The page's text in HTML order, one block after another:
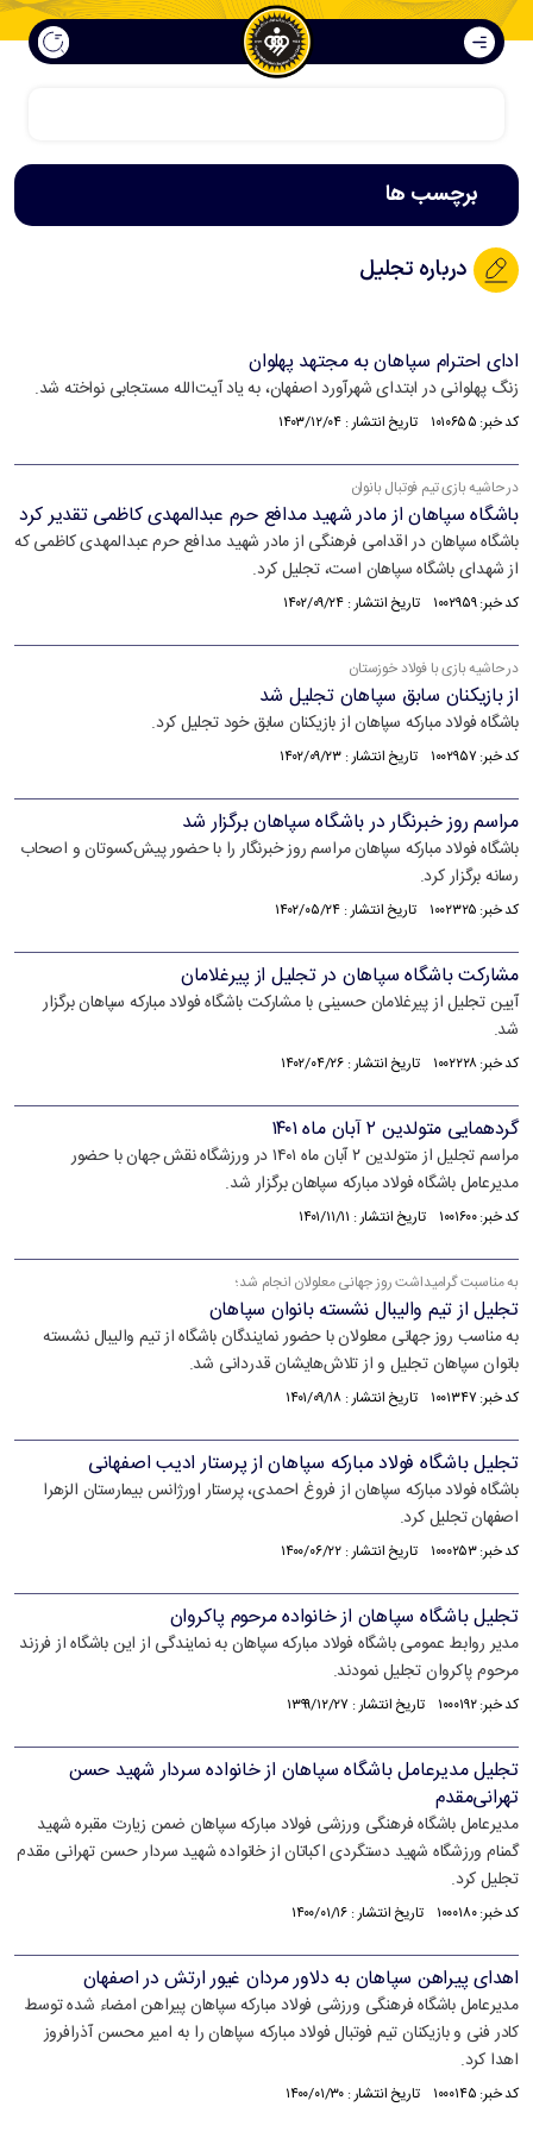
برچسب ها
درباره تجلیل
ادای احترام سپاهان به مجتهد پهلوان
زنگ پهلوانی در ابتدای شهرآورد اصفهان، به یاد آیت‌الله مستجابی نواخته شد.
کد خبر: ۱۰۱۰۶۵۵ تاریخ انتشار : ۱۴۰۳/۱۲/۰۴
در حاشیه بازی تیم‌ فوتبال بانوان
باشگاه سپاهان از مادر شهید مدافع حرم عبدالمهدی کاظمی تقدیر کرد
باشگاه سپاهان در اقدامی فرهنگی از مادر شهید مدافع حرم عبدالمهدی کاظمی که
از شهدای باشگاه سپاهان است، تجلیل کرد.
کد خبر: ۱۰۰۲۹۵۹ تاریخ انتشار : ۱۴۰۲/۰۹/۲۴
در حاشیه بازی با فولاد خوزستان
از بازیکنان سابق سپاهان تجلیل شد
باشگاه فولاد مبارکه سپاهان از بازیکنان سابق خود تجلیل کرد.
کد خبر: ۱۰۰۲۹۵۷ تاریخ انتشار : ۱۴۰۲/۰۹/۲۳
مراسم روز خبرنگار در باشگاه سپاهان برگزار شد
باشگاه فولاد مبارکه سپاهان مراسم روز خبرنگار را با حضور پیش‌کسوتان و اصحاب
رسانه برگزار کرد.
کد خبر: ۱۰۰۲۳۲۵ تاریخ انتشار : ۱۴۰۲/۰۵/۲۴
مشارکت باشگاه سپاهان در تجلیل از پیرغلامان
آیین تجلیل از پیرغلامان حسینی با مشارکت باشگاه فولاد مبارکه سپاهان برگزار
شد.
کد خبر: ۱۰۰۲۲۲۸ تاریخ انتشار : ۱۴۰۲/۰۴/۲۶
گردهمایی متولدین ۲ آبان ماه ۱۴۰۱
مراسم تجلیل از متولدین ۲ آبان ماه ۱۴۰۱ در ورزشگاه نقش جهان با حضور
مدیرعامل باشگاه فولاد مبارکه سپاهان برگزار شد.
کد خبر: ۱۰۰۱۶۰۰ تاریخ انتشار : ۱۴۰۱/۱۱/۱۱
به مناسبت گرامیداشت روز جهانی معلولان انجام شد؛
تجلیل از تیم والیبال نشسته بانوان سپاهان
به مناسب روز جهانی معلولان با حضور نمایندگان باشگاه از تیم والیبال نشسته
بانوان سپاهان تجلیل و از تلاش‌هایشان قدردانی شد.
کد خبر: ۱۰۰۱۳۴۷ تاریخ انتشار : ۱۴۰۱/۰۹/۱۸
تجلیل باشگاه فولاد مبارکه سپاهان از پرستار ادیب اصفهانی
باشگاه فولاد مبارکه سپاهان از فروغ احمدی، پرستار اورژانس بیمارستان الزهرا
اصفهان تجلیل کرد.
کد خبر: ۱۰۰۰۲۵۳ تاریخ انتشار : ۱۴۰۰/۰۶/۲۲
تجلیل باشگاه سپاهان از خانواده مرحوم پاکروان
مدیر روابط عمومی باشگاه فولاد مبارکه سپاهان به نمایندگی از این باشگاه از فرزند
مرحوم پاکروان تجلیل نمودند.
کد خبر: ۱۰۰۰۱۹۲ تاریخ انتشار : ۱۳۹۹/۱۲/۲۷
تجلیل مدیرعامل باشگاه سپاهان از خانواده سردار شهید حسن
تهرانی‌مقدم
مدیرعامل باشگاه فرهنگی ورزشی فولاد مبارکه سپاهان ضمن زیارت مقبره شهید
گمنام ورزشگاه شهید دستگردی اکباتان از خانواده شهید سردار حسن تهرانی مقدم
تجلیل کرد.
کد خبر: ۱۰۰۰۱۸۰ تاریخ انتشار : ۱۴۰۰/۰۱/۱۶
اهدای پیراهن سپاهان به دلاور مردان غیور ارتش در اصفهان
مدیرعامل باشگاه فرهنگی ورزشی فولاد مبارکه سپاهان پیراهن امضاء شده توسط
کادر فنی و بازیکنان تیم فوتبال فولاد مبارکه سپاهان را به امیر محسن آذرافروز
اهدا کرد.
کد خبر: ۱۰۰۰۱۴۵ تاریخ انتشار : ۱۴۰۰/۰۱/۳۰